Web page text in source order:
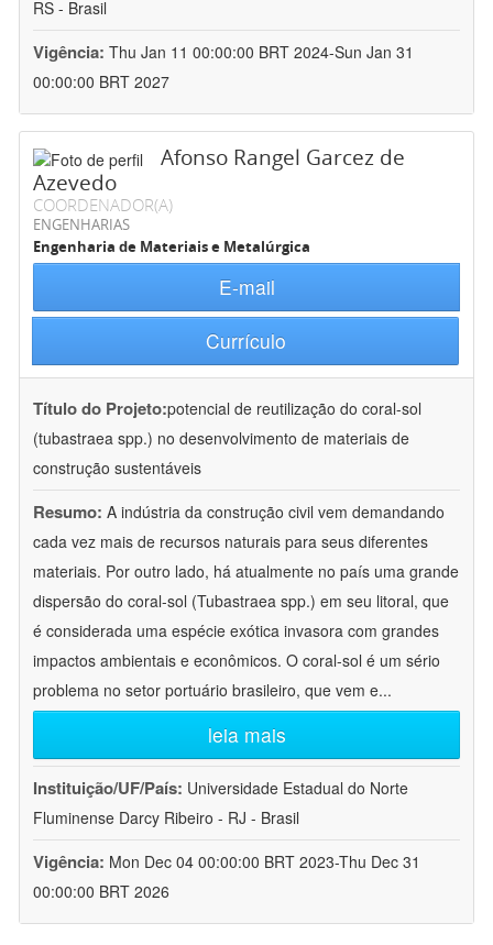
RS - Brasil
Vigência: Thu Jan 11 00:00:00 BRT 2024-Sun Jan 31
00:00:00 BRT 2027
Afonso Rangel Garcez de
Azevedo
COORDENADOR(A)
ENGENHARIAS
Engenharia de Materiais e Metalúrgica
E-mail
Currículo
Título do Projeto:potencial de reutilização do coral-sol
(tubastraea spp.) no desenvolvimento de materiais de
construção sustentáveis
Resumo: A indústria da construção civil vem demandando
cada vez mais de recursos naturais para seus diferentes
materiais. Por outro lado, há atualmente no país uma grande
dispersão do coral-sol (Tubastraea spp.) em seu litoral, que
é considerada uma espécie exótica invasora com grandes
impactos ambientais e econômicos. O coral-sol é um sério
problema no setor portuário brasileiro, que vem e...
leia mais
Instituição/UF/País: Universidade Estadual do Norte
Fluminense Darcy Ribeiro - RJ - Brasil
Vigência: Mon Dec 04 00:00:00 BRT 2023-Thu Dec 31
00:00:00 BRT 2026